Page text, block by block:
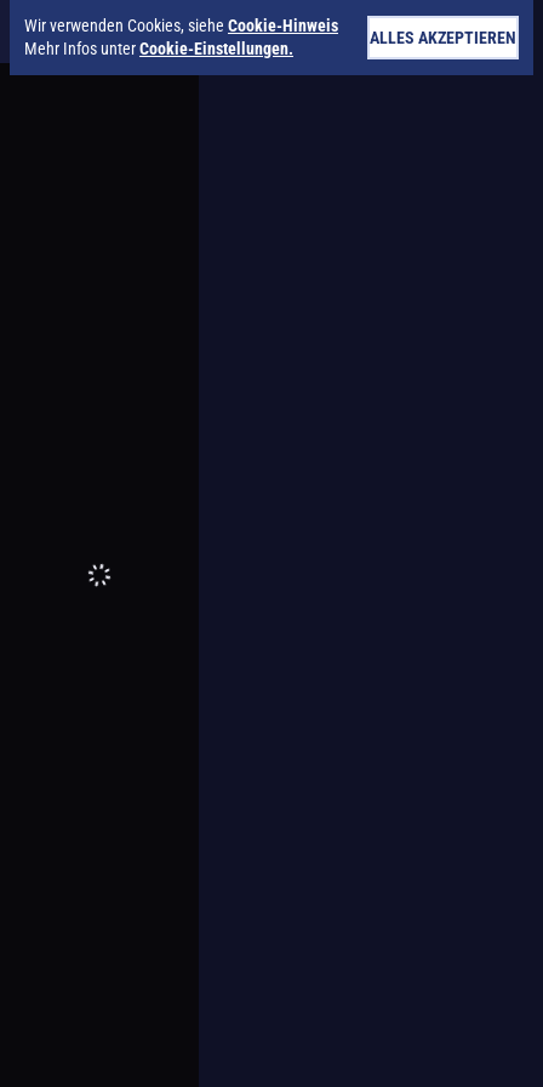
Wir verwenden Cookies, siehe Cookie-Hinweis
Mehr Infos unterCookie-Einstellungen.
ALLES AKZEPTIEREN